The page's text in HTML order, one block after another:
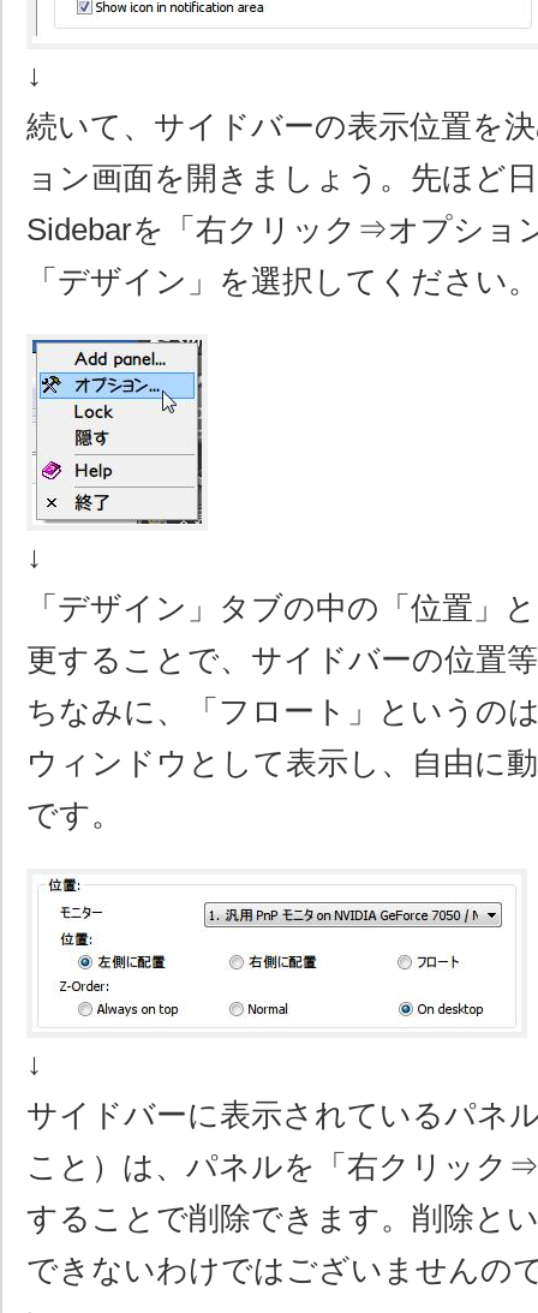
↓
続いて、サイドバーの表示位置を
ョン画面を開きましょう。先ほど
Sidebarを「右クリック⇒オプショ
「デザイン」を選択してください。
↓
「デザイン」タブの中の「位置」
更することで、サイドバーの位置
ちなみに、「フロート」というの
ウィンドウとして表示し、自由に
です。
↓
サイドバーに表示されているパネ
こと）は、パネルを「右クリック
することで削除できます。削除と
できないわけではございませんの